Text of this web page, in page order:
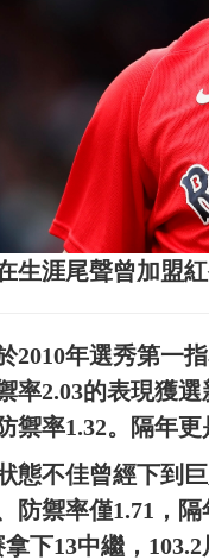
生涯尾聲曾加盟
2010年選秀第一
率2.03的表現獲
禦率1.32。隔年
態不佳曾經下到
防禦率僅1.71，
拿下13中繼，